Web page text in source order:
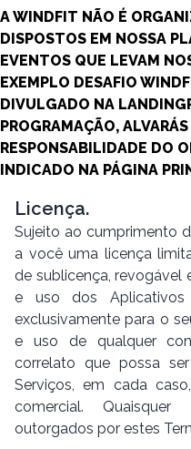
A WINDFIT NÃO É
DISPOSTOS EM NOSSA
EVENTOS QUE LEVAM
EXEMPLO DESAFIO
DIVULGADO NA
PROGRAMAÇÃO,
RESPONSABILIDADE DO
INDICADO NA PÁGINA
Licença.
Sujeito ao cumprimento
a você uma licença
de sublicença, revogável
e uso dos Aplicativos
exclusivamente para o
e uso de qualquer
correlato que possa
Serviços, em cada
comercial. Quaisquer
outorgados por estes